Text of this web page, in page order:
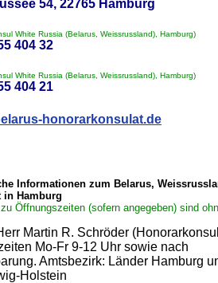
54, 22765 Hamburg
White Russia (Belarus, Weissrussland), Hamburg)
404 32
White Russia (Belarus, Weissrussland), Hamburg)
404 21
honorarkonsulat.de
Informationen zum Belarus,
in Hamburg
Öffnungszeiten (sofern angegeben) sind
Martin R. Schröder
Mo-Fr 9-12 Uhr sowie nach
Amtsbezirk: Länder Hamburg
Holstein